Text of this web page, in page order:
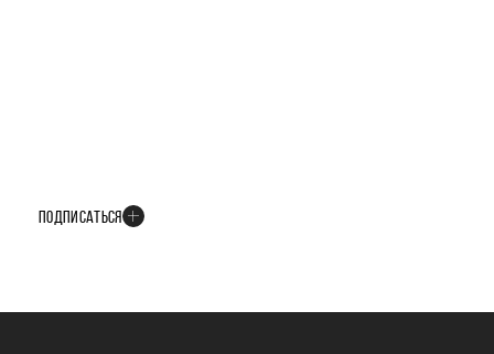
ПОДПИСАТЬСЯ